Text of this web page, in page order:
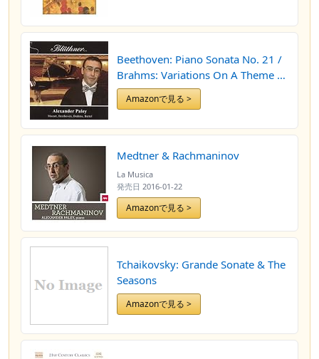
Beethoven: Piano Sonata No. 21 /
Brahms: Variations On A Theme of
Paganini
Amazonで見る >
Medtner & Rachmaninov
La Musica
発売日 2016-01-22
Amazonで見る >
Tchaikovsky: Grande Sonate & The
Seasons
Amazonで見る >